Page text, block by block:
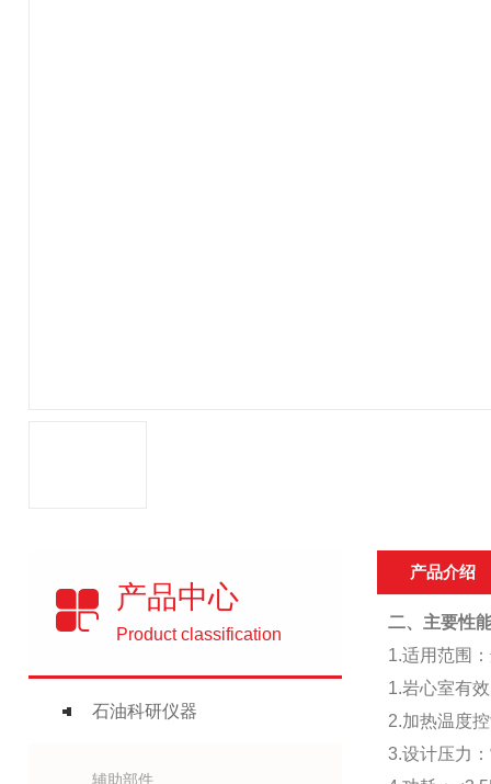
产品中心
Product classification
石油科研仪器
辅助部件
产品介绍
二、主要性
1.适用范围
1.岩心室有
2.加热温度
3.设计压力